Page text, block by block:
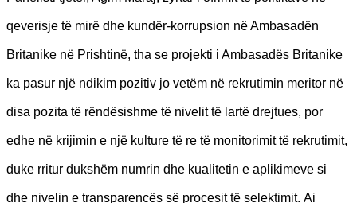
qeverisje të mirë dhe kundër-korrupsion në Ambasadën
Britanike në Prishtinë, tha se projekti i Ambasadës Britanike
ka pasur një ndikim pozitiv jo vetëm në rekrutimin meritor në
disa pozita të rëndësishme të nivelit të lartë drejtues, por
edhe në krijimin e një kulture të re të monitorimit të rekrutimit,
duke rritur dukshëm numrin dhe kualitetin e aplikimeve si
dhe nivelin e transparencës së procesit të selektimit. Ai